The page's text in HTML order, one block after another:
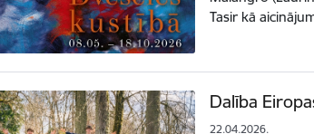
Tasir kā
Dalība
22.04.2026.